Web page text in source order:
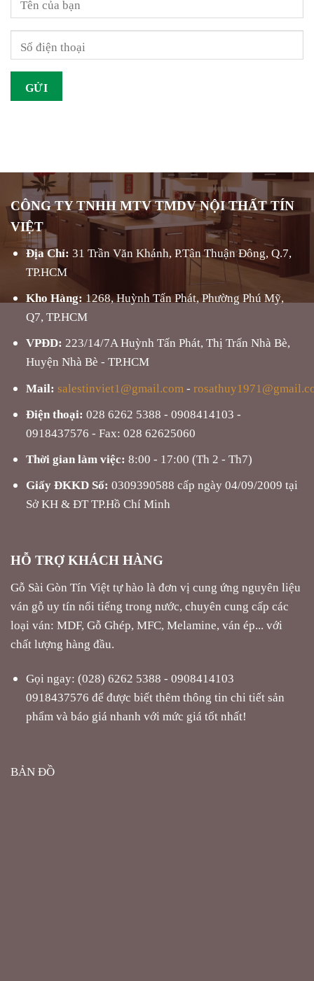
CÔNG TY TNHH MTV TMDV NỘI THẤT TÍN
VIỆT
Địa Chỉ: 31 Trần Văn Khánh, P.Tân Thuận Đông, Q.7,
TP.HCM
Kho Hàng: 1268, Huỳnh Tấn Phát, Phường Phú Mỹ,
Q7, TP.HCM
VPĐD: 223/14/7A Huỳnh Tấn Phát, Thị Trấn Nhà Bè,
Huyện Nhà Bè - TP.HCM
Mail: salestinviet1@gmail.com -
Điện thoại: 028 6262 5388 - 0908414103 -
0918437576 - Fax: 028 62625060
Thời gian làm việc: 8:00 - 17:00 (Th 2 - Th7)
Giấy ĐKKD Số: 0309390588 cấp ngày 04/09/2009 tại
Sở KH & ĐT TP.Hồ Chí Minh
HỖ TRỢ KHÁCH HÀNG
Gỗ Sài Gòn Tín Việt tự hào là đơn vị cung ứng nguyên liệu
ván gỗ uy tín nổi tiếng trong nước, chuyên cung cấp các
loại ván: MDF, Gỗ Ghép, MFC, Melamine, ván ép... với
chất lượng hàng đầu.
Gọi ngay: (028) 6262 5388 - 0908414103
0918437576 để được biết thêm thông tin chi tiết sản
phẩm và báo giá nhanh với mức giá tốt nhất!
BẢN ĐỒ